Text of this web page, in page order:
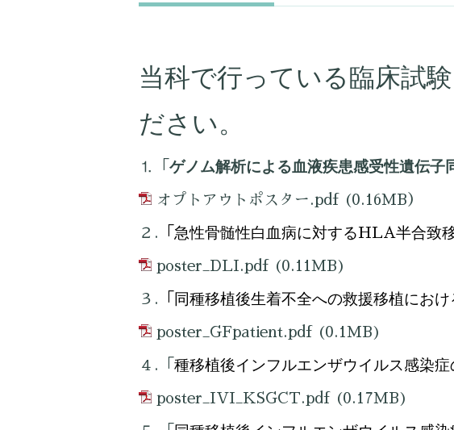
当科で行っている臨床試
ださい。
⒈「 ゲノム解析による血液疾患感受性遺伝子
オプトアウトポスター.pdf(0.16MB）
２. 急性骨髄性白血病に対するHLA半合致
poster_DLI.pdf(0.11MB)
３. 同種移植後生着不全への救援移植にお
poster_GFpatient.pdf(0.1MB)
４.「 種移植後インフルエンザウイルス感染症
poster_IVI_KSGCT.pdf(0.17MB)